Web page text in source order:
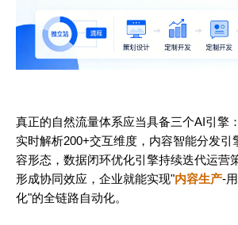
真正的自然流量体系应当具备三个AI引擎
实时解析200+交互维度，内容智能分发引
容形态，数据闭环优化引擎持续迭代运营
形成协同效应，企业就能实现"内容生产-
化"的全链路自动化。